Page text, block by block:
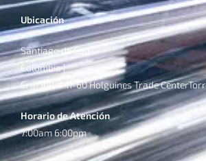
Ubicación
Santiago de Cali
Colombia |
Cra. 100 # 11-60 Holguines Trade
Horario de Atención
7:00am 6:00pm